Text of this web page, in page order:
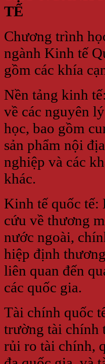
TẾ
Chương trình
ngành Kinh tế
gồm các khía
Nền tảng kinh
về các nguyên
học, bao gồm
sản phẩm nội
nghiệp và các
khác.
Kinh tế quốc tế:
cứu về thương
nước ngoài,
hiệp định
liên quan đến
các quốc gia.
Tài chính quốc
trường tài chính
rủi ro tài chính,